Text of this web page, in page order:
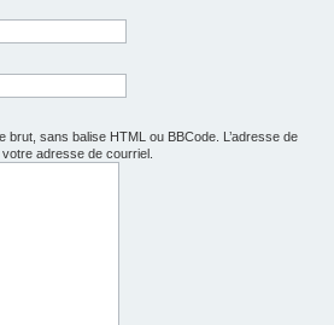
brut, sans balise HTML ou BBCode. L’adresse de
adresse de courriel.